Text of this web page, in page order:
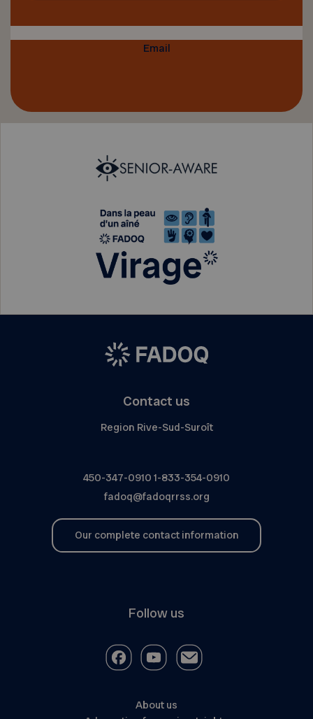
Email
Contact us
Region Rive-Sud-Suroît
450-347-0910 1-833-354-0910
fadoq@fadoqrrss.org
Our complete contact information
Follow us
About us